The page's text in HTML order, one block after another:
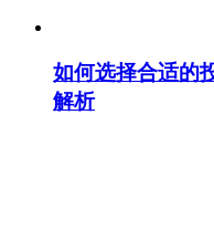
如何选择合适的
解析